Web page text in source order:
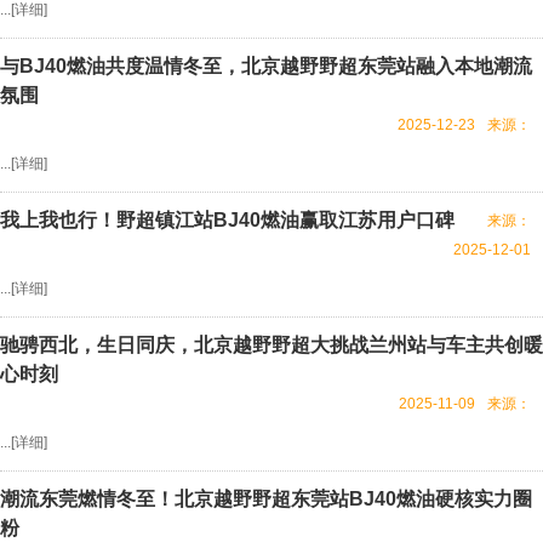
...[详细]
与BJ40燃油共度温情冬至，北京越野野超东莞站融入本地潮流
氛围
来源：
2025-12-23
...[详细]
我上我也行！野超镇江站BJ40燃油赢取江苏用户口碑
来源：
2025-12-01
...[详细]
驰骋西北，生日同庆，北京越野野超大挑战兰州站与车主共创暖
心时刻
来源：
2025-11-09
...[详细]
潮流东莞燃情冬至！北京越野野超东莞站BJ40燃油硬核实力圈
粉